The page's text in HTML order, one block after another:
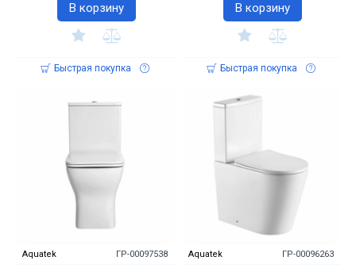
В корзину
Быстрая покупка
В корзину
Быстрая покупка
Aquatek ГР-00097538 Aquatek ГР-00096263